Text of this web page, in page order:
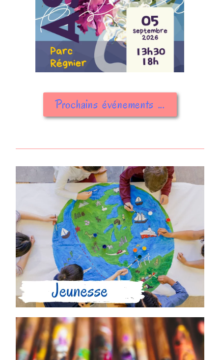
Prochains événements ...